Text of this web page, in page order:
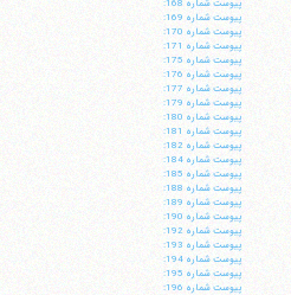
پيوست شماره 168:
پيوست شماره 169:
پيوست شماره 170:
پيوست شماره 171:
پيوست شماره 175:
پيوست شماره 176:
پيوست شماره 177:
پيوست شماره 179:
پيوست شماره 180:
پيوست شماره 181:
پيوست شماره 182:
پيوست شماره 184:
پيوست شماره 185:
پيوست شماره 188:
پيوست شماره 189:
پيوست شماره 190:
پيوست شماره 192:
پيوست شماره 193:
پيوست شماره 194:
پيوست شماره 195:
پيوست شماره 196: